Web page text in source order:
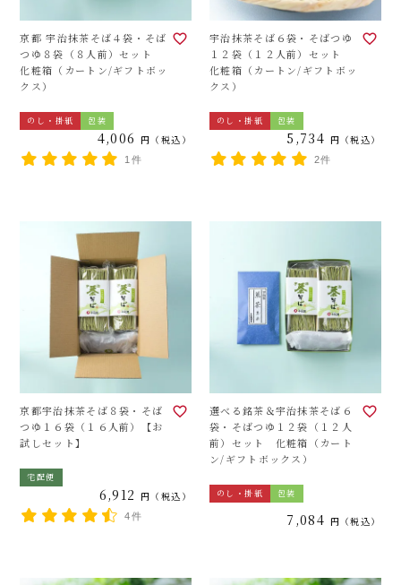
京都 宇治抹茶そば４袋・そば
つゆ８袋（８人前）セット
化粧箱（カートン/ギフトボッ
クス）
のし・掛紙 包装
4,006 税込
1件
宇治抹茶そば６袋・そばつゆ
１２袋（１２人前）セット
化粧箱（カートン/ギフトボッ
クス）
のし・掛紙 包装
5,734 税込
2件
京都宇治抹茶そば８袋・そば
つゆ１６袋（１６人前）【お
試しセット】
宅配便
6,912 税込
4件
選べる銘茶＆宇治抹茶そば６
袋・そばつゆ１２袋（１２人
前）セット 化粧箱（カート
ン/ギフトボックス）
のし・掛紙 包装
7,084 税込